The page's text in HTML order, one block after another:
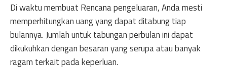
Di waktu membuat Rencana pengeluaran, Anda mesti
memperhitungkan uang yang dapat ditabung tiap
bulannya. Jumlah untuk tabungan perbulan ini dapat
dikukuhkan dengan besaran yang serupa atau banyak
ragam terkait pada keperluan.